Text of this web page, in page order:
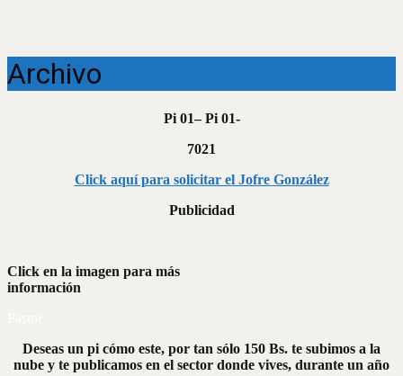
Archivo
Pi 01– Pi 01-
7021
Click aquí para solicitar el Jofre González
Publicidad
Click en la imagen para más
información
Deseas un pi cómo este, por tan sólo 150 Bs. te subimos a la
nube y te publicamos en el sector donde vives, durante un año